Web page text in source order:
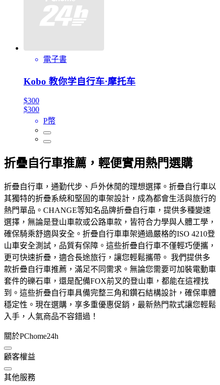
電子書
Kobo 教你学自行车·摩托车
$300
$300
P幣
折疊自行車推薦，輕便實用熱門選購
折疊自行車，通勤代步、戶外休閒的理想選擇。折疊自行車以
其獨特的折疊系統和堅固的車架設計，成為都會生活與旅行的
熱門單品。CHANGE等知名品牌折疊自行車，提供多種變速
選擇，無論是登山車款或公路車款，皆符合力學與人體工學，
確保騎乘舒適與安全。折疊自行車車架通過嚴格的ISO 4210登
山車安全測試，品質有保障。這些折疊自行車不僅輕巧便攜，
更可快速折疊，適合長途旅行，讓您輕鬆攜帶。 我們提供多
款折疊自行車推薦，滿足不同需求。無論您需要可加裝電動車
套件的礫石車，還是配備FOX前叉的登山車，都能在這裡找
到。這些折疊自行車具備完整三角和鑽石結構設計，確保車體
穩定性。現在選購，享多重優惠促銷，最新熱門款式讓您輕鬆
入手，人氣商品不容錯過！
關於PChome24h
顧客權益
其他服務